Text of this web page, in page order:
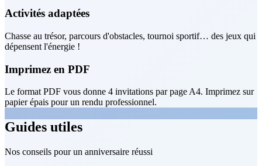
Activités adaptées
Chasse au trésor, parcours d'obstacles, tournoi sportif… des jeux qui
dépensent l'énergie !
Imprimez en PDF
Le format PDF vous donne 4 invitations par page A4. Imprimez sur
papier épais pour un rendu professionnel.
Guides utiles
Nos conseils pour un anniversaire réussi